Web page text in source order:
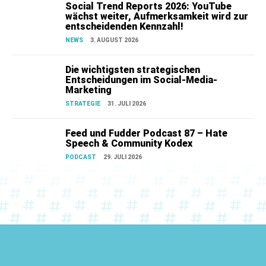
Social Trend Reports 2026: YouTube
wächst weiter, Aufmerksamkeit wird zur
entscheidenden Kennzahl!
NEWS 3. AUGUST 2026
Die wichtigsten strategischen
Entscheidungen im Social-Media-
Marketing
STRATEGIE 31. JULI 2026
Feed und Fudder Podcast 87 – Hate
Speech & Community Kodex
PODCAST 29. JULI 2026